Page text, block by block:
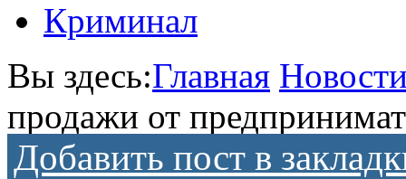
Криминал
Вы здесь:Главная
продажи от
Добавить пост в